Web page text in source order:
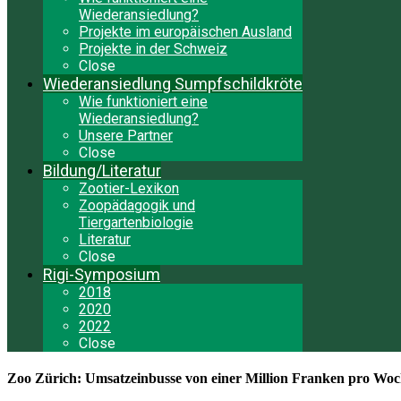
Wiederansiedlung?
Projekte im europäischen Ausland
Projekte in der Schweiz
Close
Wiederansiedlung Sumpfschildkröte
Wie funktioniert eine
Wiederansiedlung?
Unsere Partner
Close
Bildung/Literatur
Zootier-Lexikon
Zoopädagogik und
Tiergartenbiologie
Literatur
Close
Rigi-Symposium
2018
2020
2022
Close
Zoo Zürich: Umsatzeinbusse von einer Million Franken pro